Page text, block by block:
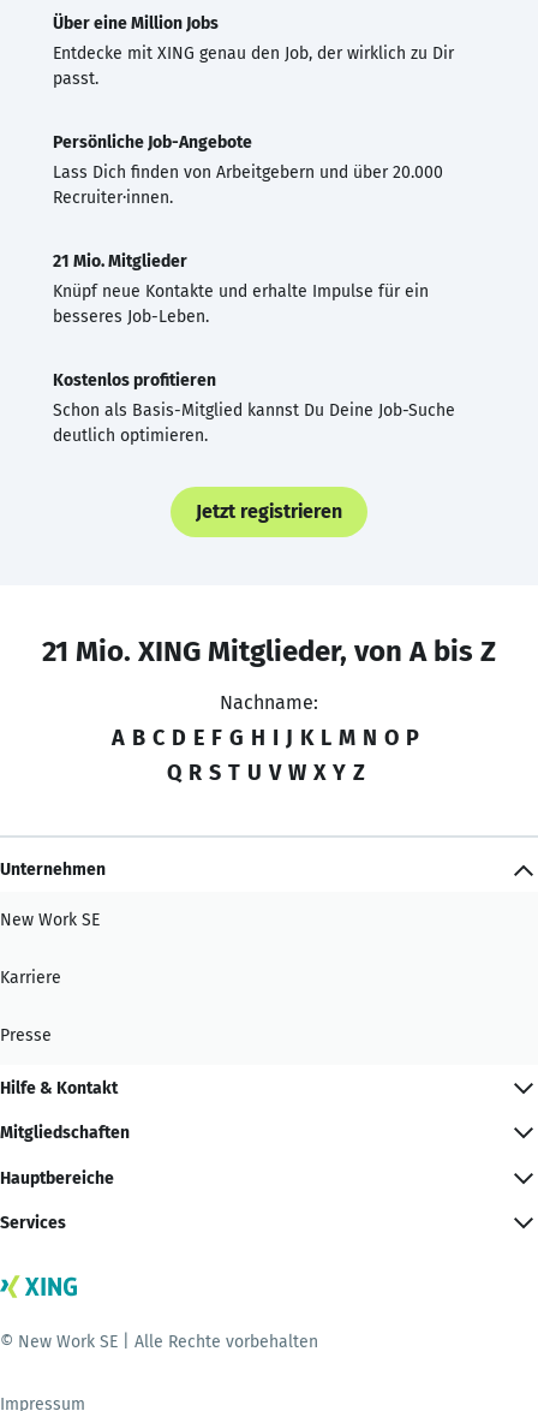
Über eine Million Jobs
Entdecke mit XING genau den Job, der wirklich zu Dir
passt.
Persönliche Job-Angebote
Lass Dich finden von Arbeitgebern und über 20.000
Recruiter·innen.
21 Mio. Mitglieder
Knüpf neue Kontakte und erhalte Impulse für ein
besseres Job-Leben.
Kostenlos profitieren
Schon als Basis-Mitglied kannst Du Deine Job-Suche
deutlich optimieren.
Jetzt registrieren
21 Mio. XING Mitglieder, von A bis Z
Nachname:
A B C D E F G H I J K L M N O P
Q R S T U V W X Y Z
Unternehmen
New Work SE
Karriere
Presse
Hilfe & Kontakt
Mitgliedschaften
Hauptbereiche
Services
© New Work SE | Alle Rechte vorbehalten
Impressum